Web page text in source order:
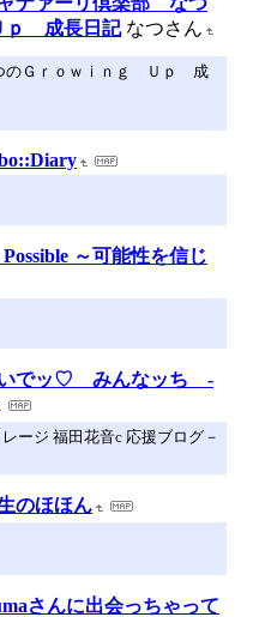
ｐ 成長日記 なつさん
のＧｒｏｗｉｎｇ Ｕｐ 成
Possible ～可能性を信じ
でッ♡ みんなッち -
ージ 福田花音c 応援ブログ－
のほほん
さんに出会っちゃって